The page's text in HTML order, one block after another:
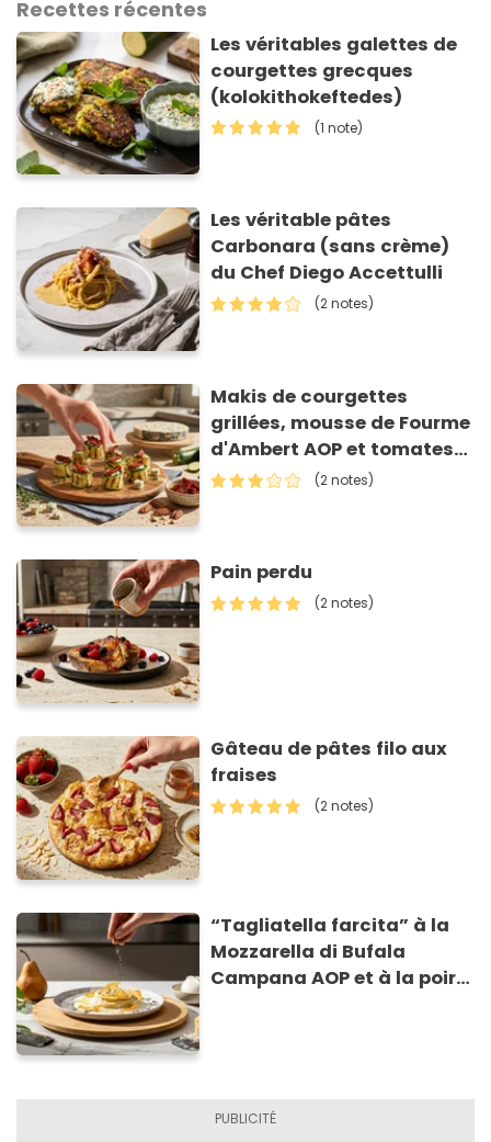
Recettes récentes
Les véritables galettes de
courgettes grecques
(kolokithokeftedes)
(1 note)
Les véritable pâtes
Carbonara (sans crème)
du Chef Diego Accettulli
(2 notes)
Makis de courgettes
grillées, mousse de Fourme
d'Ambert AOP et tomates
séchées
(2 notes)
Pain perdu
(2 notes)
Gâteau de pâtes filo aux
fraises
(2 notes)
“Tagliatella farcita” à la
Mozzarella di Bufala
Campana AOP et à la poire